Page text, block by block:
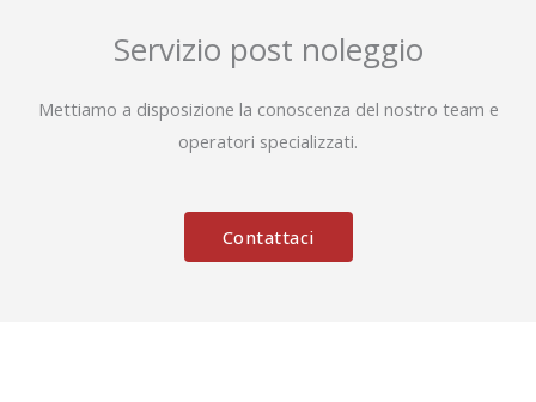
Servizio post noleggio
Mettiamo a disposizione la conoscenza del nostro team e
operatori specializzati.
Contattaci